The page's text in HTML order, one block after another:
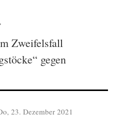
Zweifelsfall
gegen
23. Dezember 2021